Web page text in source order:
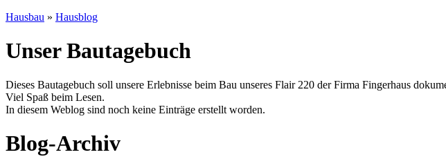
Hausbau » Hausblog
Unser Bautagebuch
Dieses Bautagebuch soll unsere Erlebnisse beim Bau unseres Flair 220 der Firma Fingerhaus
Viel Spaß beim Lesen.
In diesem Weblog sind noch keine Einträge erstellt worden.
Blog-Archiv